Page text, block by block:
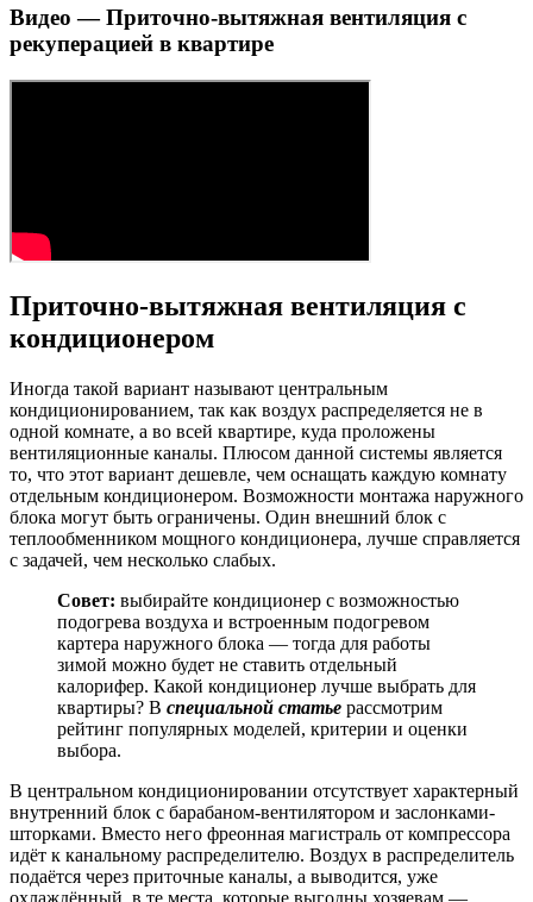
Видео — Приточно-вытяжная вентиляция с
рекуперацией в квартире
Приточно-вытяжная вентиляция с
кондиционером
Иногда такой вариант называют центральным
кондиционированием, так как воздух распределяется не в
одной комнате, а во всей квартире, куда проложены
вентиляционные каналы. Плюсом данной системы является
то, что этот вариант дешевле, чем оснащать каждую комнату
отдельным кондиционером. Возможности монтажа наружного
блока могут быть ограничены. Один внешний блок с
теплообменником мощного кондиционера, лучше справляется
с задачей, чем несколько слабых.
Совет: выбирайте кондиционер с возможностью
подогрева воздуха и встроенным подогревом
картера наружного блока — тогда для работы
зимой можно будет не ставить отдельный
калорифер. Какой кондиционер лучше выбрать для
квартиры? В специальной статье рассмотрим
рейтинг популярных моделей, критерии и оценки
выбора.
В центральном кондиционировании отсутствует характерный
внутренний блок с барабаном-вентилятором и заслонками-
шторками. Вместо него фреонная магистраль от компрессора
идёт к канальному распределителю. Воздух в распределитель
подаётся через приточные каналы, а выводится, уже